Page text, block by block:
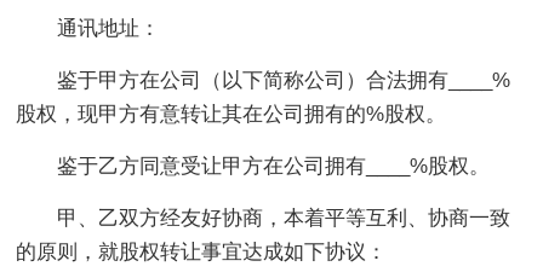
通讯地址：
鉴于甲方在公司（以下简称公司）合法拥有____%
股权，现甲方有意转让其在公司拥有的%股权。
鉴于乙方同意受让甲方在公司拥有____%股权。
甲、乙双方经友好协商，本着平等互利、协商一致
的原则，就股权转让事宜达成如下协议：